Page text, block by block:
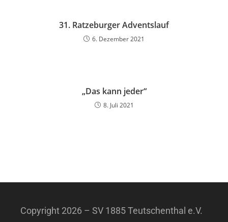
31. Ratzeburger Adventslauf
6. Dezember 2021
„Das kann jeder“
8. Juli 2021
Copyright 2026 – SV 1885 Teutschenthal e.V.